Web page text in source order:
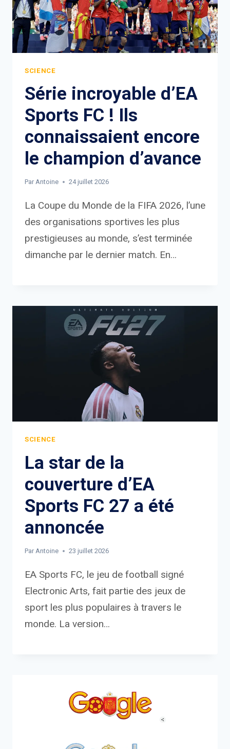
SCIENCE
Série incroyable d’EA
Sports FC ! Ils
connaissaient encore
le champion d’avance
Par Antoine 24 juillet 2026
La Coupe du Monde de la FIFA 2026, l’une
des organisations sportives les plus
prestigieuses au monde, s’est terminée
dimanche par le dernier match. En…
SCIENCE
La star de la
couverture d’EA
Sports FC 27 a été
annoncée
Par Antoine 23 juillet 2026
EA Sports FC, le jeu de football signé
Electronic Arts, fait partie des jeux de
sport les plus populaires à travers le
monde. La version…